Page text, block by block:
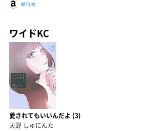
単行本
ワイドKC
愛されてもいいんだよ (3)
天野 しゅにんた